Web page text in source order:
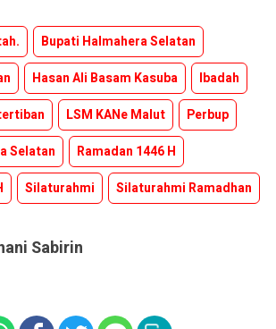
Bupati Halmahera Selatan
Hasan Ali Basam Kasuba
Ibadah
LSM KANe Malut
Perbup
Selatan
Ramadan 1446 H
Silaturahmi Silaturahmi Ramadhan
Sabirin